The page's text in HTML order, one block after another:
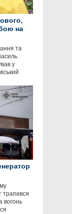
на
та
у
трапився
вогонь